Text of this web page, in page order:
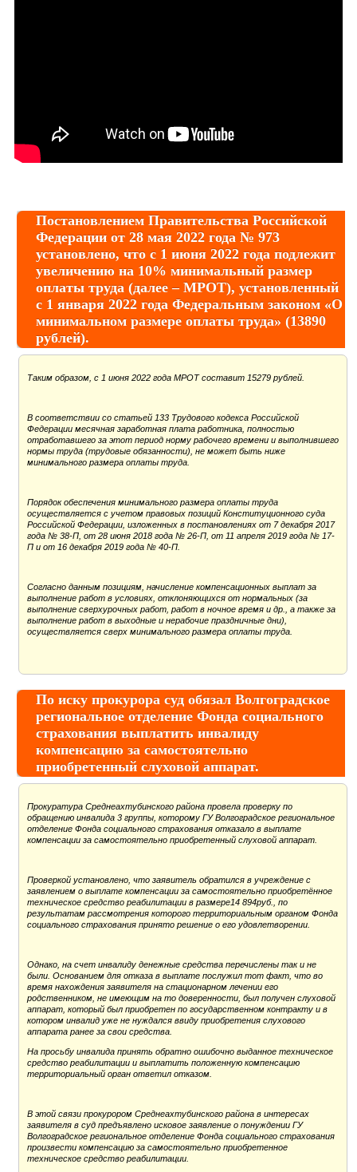
Постановлением Правительства Российской
Федерации от 28 мая 2022 года № 973
установлено, что с 1 июня 2022 года подлежит
увеличению на 10% минимальный размер
оплаты труда (далее – МРОТ), установленный
с 1 января 2022 года Федеральным законом «О
минимальном размере оплаты труда» (13890
рублей).
Таким образом, с 1 июня 2022 года МРОТ составит 15279 рублей.
В соответствии со статьей 133 Трудового кодекса Российской
Федерации месячная заработная плата работника, полностью
отработавшего за этот период норму рабочего времени и выполнившего
нормы труда (трудовые обязанности), не может быть ниже
минимального размера оплаты труда.
Порядок обеспечения минимального размера оплаты труда
осуществляется с учетом правовых позиций Конституционного суда
Российской Федерации, изложенных в постановлениях от 7 декабря 2017
года № 38-П, от 28 июня 2018 года № 26-П, от 11 апреля 2019 года № 17-
П и от 16 декабря 2019 года № 40-П.
Согласно данным позициям, начисление компенсационных выплат за
выполнение работ в условиях, отклоняющихся от нормальных (за
выполнение сверхурочных работ, работ в ночное время и др., а также за
выполнение работ в выходные и нерабочие праздничные дни),
осуществляется сверх минимального размера оплаты труда.
По иску прокурора суд обязал Волгоградское
региональное отделение Фонда социального
страхования выплатить инвалиду
компенсацию за самостоятельно
приобретенный слуховой аппарат.
Прокуратура Среднеахтубинского района провела проверку по
обращению инвалида 3 группы, которому ГУ Волгоградское региональное
отделение Фонда социального страхования отказало в выплате
компенсации за самостоятельно приобретенный слуховой аппарат.
Проверкой установлено, что заявитель обратился в учреждение с
заявлением о выплате компенсации за самостоятельно приобретённое
техническое средство реабилитации в размере14 894руб., по
результатам рассмотрения которого территориальным органом Фонда
социального страхования принято решение о его удовлетворении.
Однако, на счет инвалиду денежные средства перечислены так и не
были. Основанием для отказа в выплате послужил тот факт, что во
время нахождения заявителя на стационарном лечении его
родственником, не имеющим на то доверенности, был получен слуховой
аппарат, который был приобретен по государственном контракту и в
котором инвалид уже не нуждался ввиду приобретения слухового
аппарата ранее за свои средства.
На просьбу инвалида принять обратно ошибочно выданное техническое
средство реабилитации и выплатить положенную компенсацию
территориальный орган ответил отказом.
В этой связи прокурором Среднеахтубинского района в интересах
заявителя в суд предъявлено исковое заявление о понуждении ГУ
Волгоградское региональное отделение Фонда социального страхования
произвести компенсацию за самостоятельно приобретенное
техническое средство реабилитации.